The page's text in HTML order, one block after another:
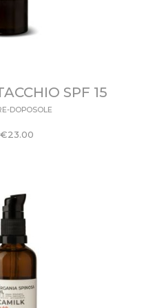
SPF 15
DOPOSOLE
€23.00